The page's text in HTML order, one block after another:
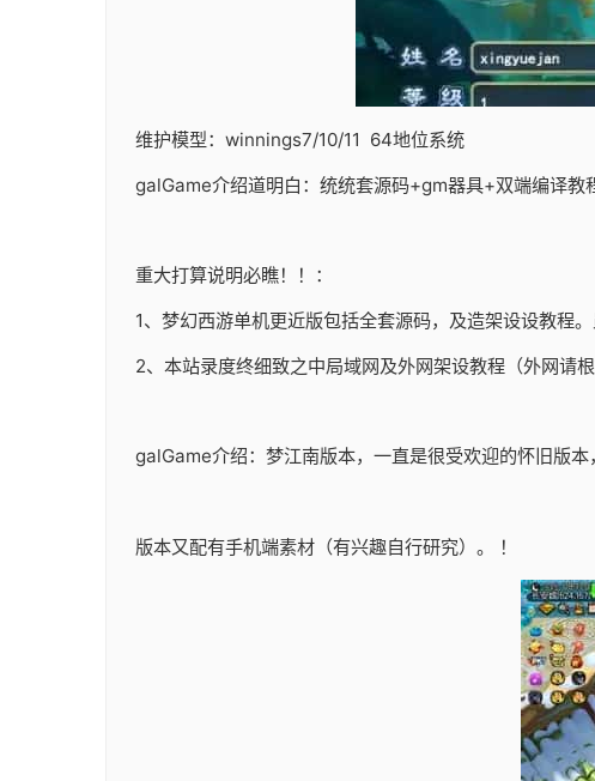
维护模型：winnings7/10/11 64地位系统
galGame介绍道明白：统统套源码+gm器具+双端编译教
重大打算说明必瞧！！：
1、 梦幻西游单机更近版包括全套源码，及造架设设教程
2、本站录度终细致之中局域网及外网架设教程（外网请
galGame介绍：梦江南版本，一直是很受欢迎的怀旧版
版本又配有手机端素材（有兴趣自行研究）。 ！